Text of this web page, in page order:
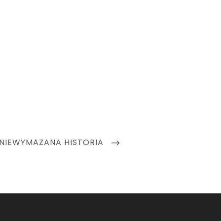
HISTORIA